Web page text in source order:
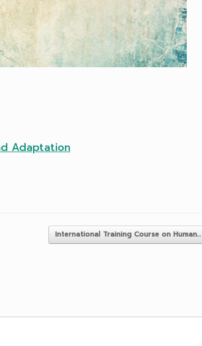
Adaptation
International Training Course on Human…